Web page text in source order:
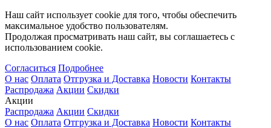
Наш сайт использует cookie для того, чтобы обеспечить
максимальное удобство пользователям.
Продолжая просматривать наш сайт, вы соглашаетесь с
использованием cookie.
Согласиться Подробнее
О нас Оплата Отгрузка и Доставка Новости Контакты
Распродажа Акции Скидки
Акции
Распродажа Акции Скидки
О нас Оплата Отгрузка и Доставка Новости Контакты